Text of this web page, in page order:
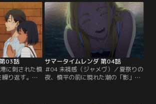
る。さらには
されたと訴
分と同じ姿
死ぬという伝
バンダイチャ
案する慎平は、島の駐在・凸村が澪
に包丁で刺し殺される現場を目撃。
さらには殺された凸村から、凸村の
『影』が生成される様を目の当たり
にする。【提供：バンダイチャンネ
03話
に刺された慎
り返す。
サマータイムレンダ 第04話
＃04 未視感（ジャメヴ）／夏祭りの
夜、慎平の前に現れた潮の「影」。